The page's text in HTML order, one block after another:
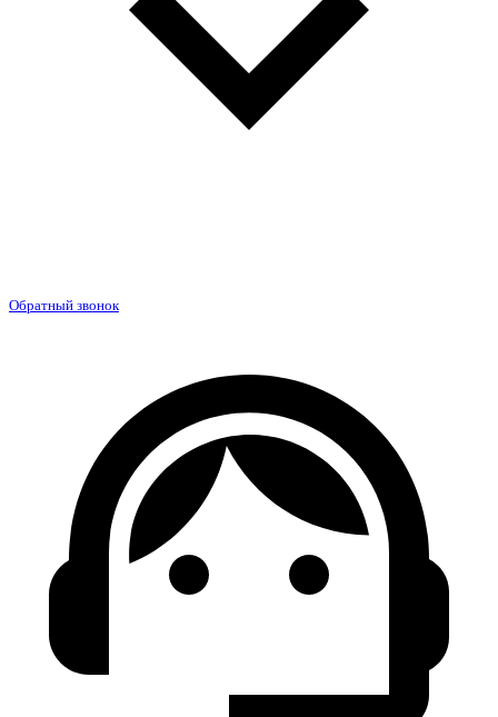
Обратный звонок